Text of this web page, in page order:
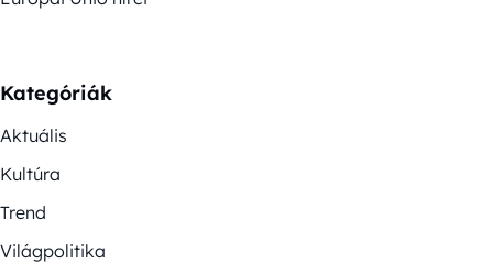
Kategóriák
Aktuális
Kultúra
Trend
Világpolitika